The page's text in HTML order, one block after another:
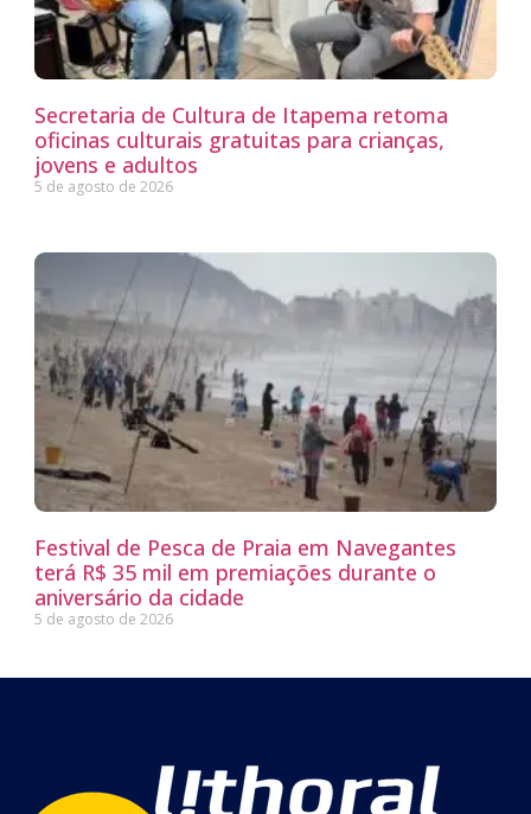
Secretaria de Cultura de Itapema retoma
oficinas culturais gratuitas para crianças,
jovens e adultos
5 de agosto de 2026
Festival de Pesca de Praia em Navegantes
terá R$ 35 mil em premiações durante o
aniversário da cidade
5 de agosto de 2026